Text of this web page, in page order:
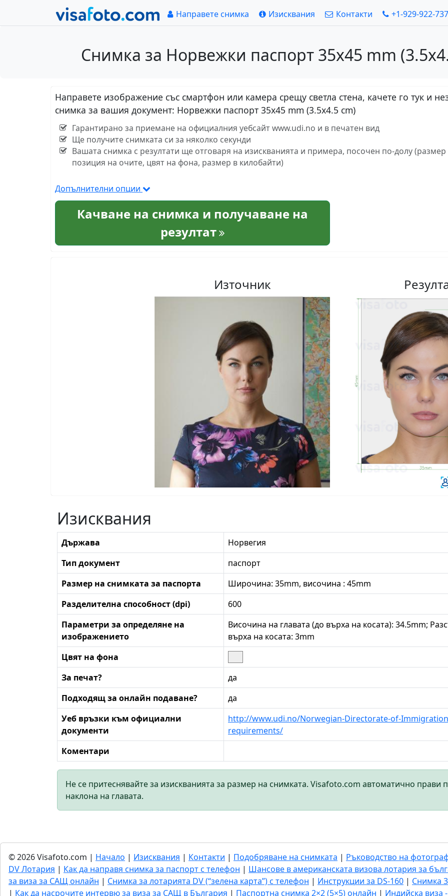
Направете снимка Изисквания Контакти +1-929-922-
Снимка за Норвежки паспорт 35x45 mm
Направете изображение със смартфон или камера срещу светла стена, качете го тук и
снимка за вашия документ: Норвежки паспорт 35x45 mm (3.5x4.5 cm)
Гарантирано за приемане на официалния уебсайт www.udi.no и в печатен вид
Ще получите снимката си за няколко секунди
Вашата снимка с резултати ще отговаря на изискванията и примера, посочен по-долу
позиция на очите, цвят на фона, размер в килобайти)
Допълнителни опции
Качване на снимка и получаване на
резултат
Източник
Изисквания
Държава
Норвегия
Тип документ
паспорт
Размер на снимката за паспорта
Широчина: 35mm, височина : 45mm
Разделителна способност (dpi)
600
Параметри за определяне на
изображението
Височина на главата (до върха на косата): 34.5mm;
върха на косата: 3mm
Цвят на фона
За печат?
да
Подходящ за онлайн подаване?
да
Уеб връзки към официални
документи
http://www.udi.no/Norwegian-Directorate-of-
requirements/
Коментари
Не се притеснявайте за изискванията за размер на снимката. Visafoto.com автоматично
наклона на главата.
© 2026 Visafoto.com | Начало | Изисквания | Контакти | Подобряване на снимката | Ръководство на
DV Лотария | Как да направя снимка за паспорт с телефон | Шансове в американската визова лотария за
за виза за САЩ онлайн | Снимка за лотарията DV (“зелена карта”) с телефон | Инструкции за DS-160 | Снимка
| Как да насрочите интервю за виза за САЩ в България | Паспортна снимка 2×2 (5×5) онлайн | Индийска виза